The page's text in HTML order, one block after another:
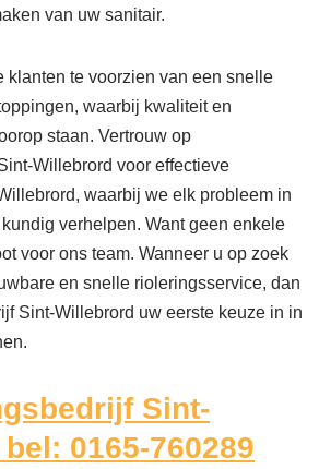
van uw sanitair.
klanten te voorzien van een snelle
waarbij kwaliteit en
staan. Vertrouw op
Willebrord voor effectieve
waarbij we elk probleem in
verhelpen. Want geen enkele
voor ons team. Wanneer u op zoek
en snelle rioleringsservice, dan
Sint-Willebrord uw eerste keuze in in
Sint-
0165-760289